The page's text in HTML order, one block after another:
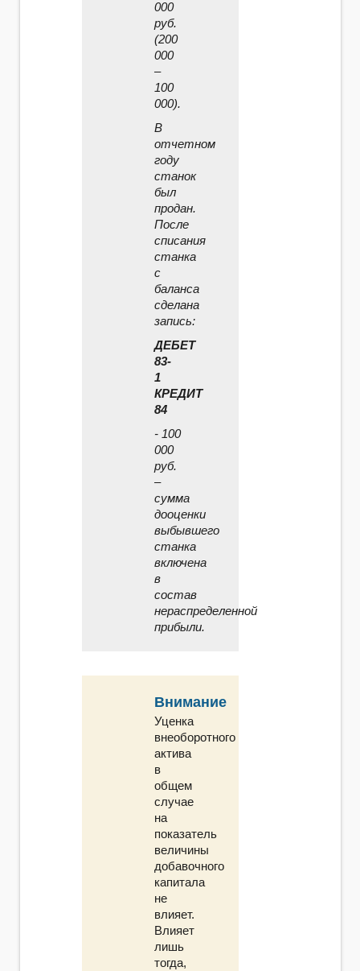
000
руб.
(200
000
–
100
000).
В
отчетном
году
станок
был
продан.
После
списания
станка
с
баланса
сделана
запись:
ДЕБЕТ
83-
1
КРЕДИТ
84
- 100
000
руб.
–
сумма
дооценки
выбывшего
станка
включена
в
состав
нераспределенной
прибыли.
Внимание
Уценка
внеоборотного
актива
в
общем
случае
на
показатель
величины
добавочного
капитала
не
влияет.
Влияет
лишь
тогда,